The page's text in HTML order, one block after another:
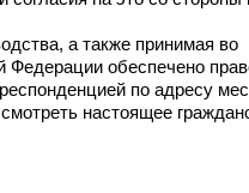
а также принимая во
Федерации обеспечено
по адресу
настоящее